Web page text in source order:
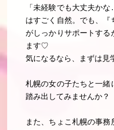
「未経験でも大丈夫か
はすごく自然。でも、『
がしっかりサポートする
ます♡
気になるなら、まずは見
札幌の女の子たちと一緒
踏み出してみませんか？
また、ちょこ札幌の事